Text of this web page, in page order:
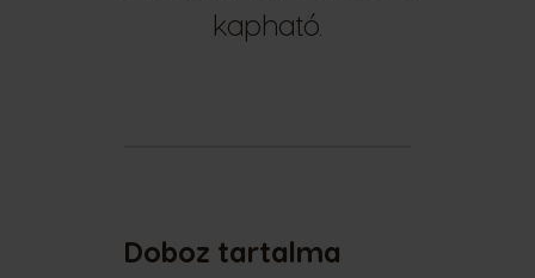
kapható.
Doboz tartalma